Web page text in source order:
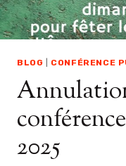
I
N
I
L
F
B
BLOG CONFÉRENCE
2025